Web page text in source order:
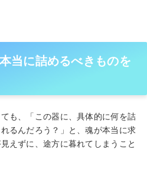
当に詰めるべきものを
も、「この器に、具体的に何を詰
るんだろう？」と、魂が本当に求
えずに、途方に暮れてしまうこと